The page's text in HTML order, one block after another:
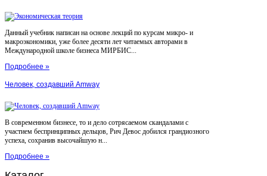
Данный учебник написан на основе лекций по курсам микро- и
макроэкономики, уже более десяти лет читаемых авторами в
Международной школе бизнеса МИРБИС...
Подробнее »
Человек, создавший Amway
В современном бизнесе, то и дело сотрясаемом скандалами с
участием беспринципных дельцов, Рич Девос добился грандиозного
успеха, сохранив высочайшую н...
Подробнее »